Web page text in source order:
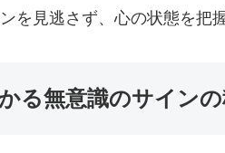
を見逃さず、心の状態を把
る無意識のサイン